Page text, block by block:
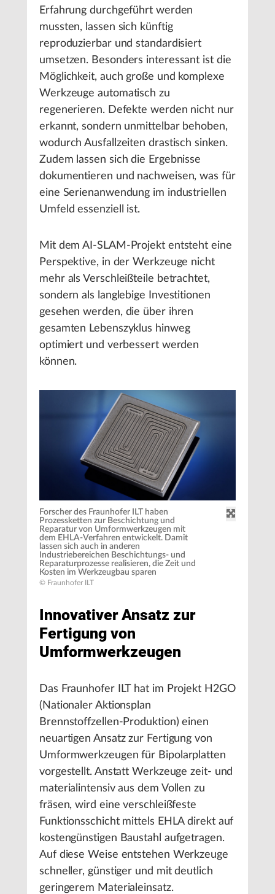
Erfahrung durchgeführt werden
mussten, lassen sich künftig
reproduzierbar und standardisiert
umsetzen. Besonders interessant ist die
Möglichkeit, auch große und komplexe
Werkzeuge automatisch zu
regenerieren. Defekte werden nicht nur
erkannt, sondern unmittelbar behoben,
wodurch Ausfallzeiten drastisch sinken.
Zudem lassen sich die Ergebnisse
dokumentieren und nachweisen, was für
eine Serienanwendung im industriellen
Umfeld essenziell ist.
Mit dem AI-SLAM-Projekt entsteht eine
Perspektive, in der Werkzeuge nicht
mehr als Verschleißteile betrachtet,
sondern als langlebige Investitionen
gesehen werden, die über ihren
gesamten Lebenszyklus hinweg
optimiert und verbessert werden
können.
Forscher des Fraunhofer ILT haben
Prozessketten zur Beschichtung und
Reparatur von Umformwerkzeugen mit
dem EHLA-Verfahren entwickelt. Damit
lassen sich auch in anderen
Industriebereichen Beschichtungs- und
Reparaturprozesse realisieren, die Zeit und
Kosten im Werkzeugbau sparen
© Fraunhofer ILT
Innovativer Ansatz zur
Fertigung von
Umformwerkzeugen
Das Fraunhofer ILT hat im Projekt H2GO
(Nationaler Aktionsplan
Brennstoffzellen-Produktion) einen
neuartigen Ansatz zur Fertigung von
Umformwerkzeugen für Bipolarplatten
vorgestellt. Anstatt Werkzeuge zeit- und
materialintensiv aus dem Vollen zu
fräsen, wird eine verschleißfeste
Funktionsschicht mittels EHLA direkt auf
kostengünstigen Baustahl aufgetragen.
Auf diese Weise entstehen Werkzeuge
schneller, günstiger und mit deutlich
geringerem Materialeinsatz.